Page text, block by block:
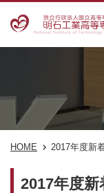
HOME 2017年度新
2017年度